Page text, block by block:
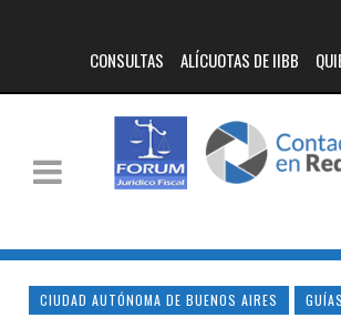
CONSULTAS ALÍCUOTAS DE IIBB
CIUDAD AUTÓNOMA DE BUENOS AIRES